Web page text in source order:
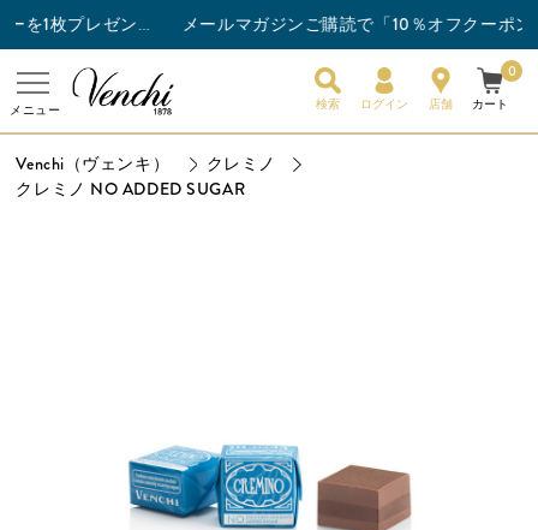
チョコレートバー3枚以上ご購入でスナックバーを1枚プレゼント！ メールマガジンご購読で「10％オフクーポン」
メニュー 検索 ログイン 店舗 カート
0
Venchi（ヴェンキ）
クレミノ
クレミノ NO ADDED SUGAR